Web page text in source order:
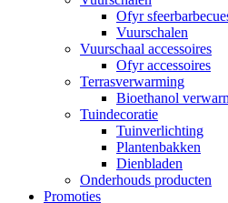
Ofyr
Vuurschalen
Vuurschaal accessoires
Ofyr accessoires
Terrasverwarming
Bioethanol
Tuindecoratie
Tuinverlichting
Plantenbakken
Dienbladen
Onderhouds producten
Promoties